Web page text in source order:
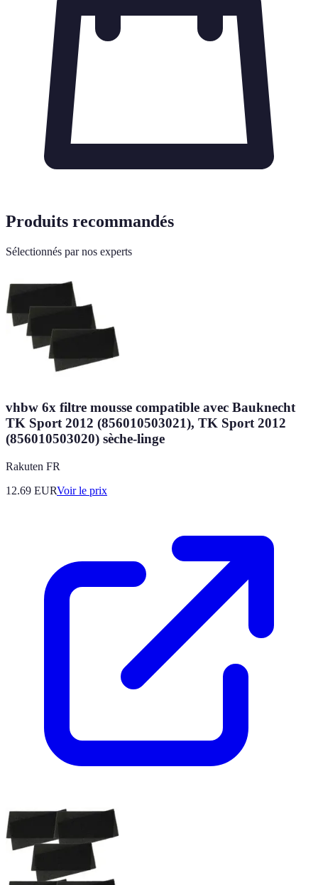
Produits recommandés
Sélectionnés par nos experts
vhbw 6x filtre mousse compatible avec Bauknecht
TK Sport 2012 (856010503021), TK Sport 2012
(856010503020) sèche-linge
Rakuten FR
12.69 EURVoir le prix